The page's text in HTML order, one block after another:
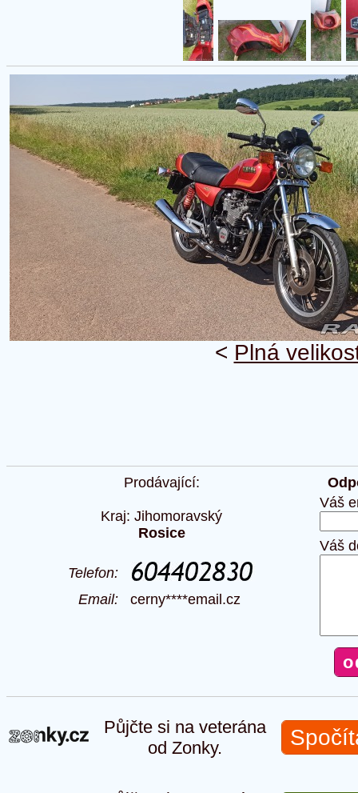
< Plná
Prodávající:
Kraj: Jihomoravský
Rosice
Telefon:
Email: cerny****email.cz
Váš
Váš
Půjčte si na veterána
od Zonky.